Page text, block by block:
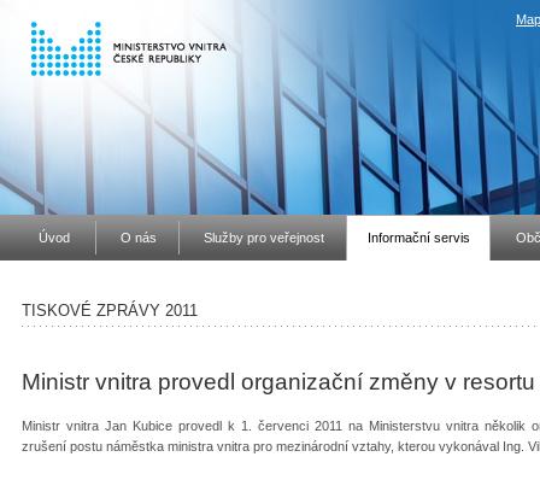
Úvod O nás Služby pro veřejnost Informační servis
TISKOVÉ ZPRÁVY 2011
Ministr vnitra provedl organizační změny v resortu
Ministr vnitra Jan Kubice provedl k 1. červenci 2011 na Ministerstvu vnitra několik
zrušení postu náměstka ministra vnitra pro mezinárodní vztahy, kterou vykonával Ing.